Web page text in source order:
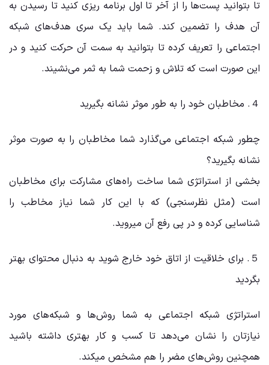
تا بتوانید پست‌ها را از آخر تا اول برنامه ریزی کنید تا رسیدن به
آن هدف را تضمین کند. شما باید یک سری هدف‌های شبکه
اجتماعی را تعریف کرده تا بتوانید به سمت آن حرکت کنید و در
این صورت است که تلاش و زحمت شما به ثمر می‌نشیند.
４. مخاطبان خود را به طور موثر نشانه بگیرید
چطور شبکه اجتماعی می‌گذارد شما مخاطبان را به صورت موثر
نشانه بگیرید؟
بخشی از استراتژی شما ساخت راه‌های مشارکت برای مخاطبان
است (مثل نظرسنجی) که با این کار شما نیاز مخاطب را
شناسایی کرده و در پی رفع آن میروید.
５. برای خلاقیت از اتاق خود خارج شوید به دنبال محتوای بهتر
بگردید
استراتژی شبکه اجتماعی به شما روش‌ها و شبکه‌های مورد
نیازتان را نشان می‌دهد تا کسب و کار بهتری داشته باشید
همچنین روش‌های مضر را هم مشخص میکند.